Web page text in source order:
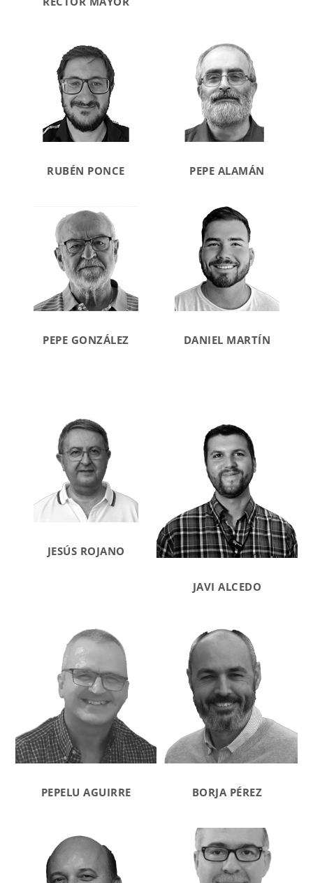
RUBÉN PONCE PEPE ALAMÁN
PEPE GONZÁLEZ DANIEL MARTÍN
JESÚS ROJANO
JAVI ALCEDO
PEPELU AGUIRRE BORJA PÉREZ